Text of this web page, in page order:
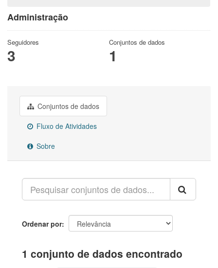
Administração
Seguidores
3
Conjuntos de dados
1
Conjuntos de dados
Fluxo de Atividades
Sobre
Ordenar por
1 conjunto de dados encontrado